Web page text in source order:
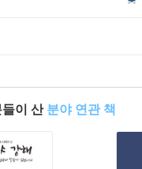
들이 산 분야 연관 책